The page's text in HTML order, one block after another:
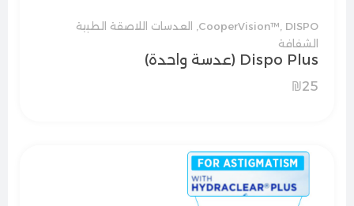
CooperVision™ DISPO
العدسات اللاصقة الطبية
الشفافة
Dispo Plus (عدسة واحدة)
₪25